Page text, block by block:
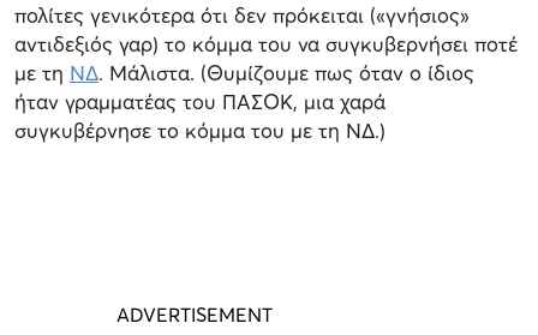
πολίτες γενικότερα ότι δεν πρόκειται («γνήσιος»
αντιδεξιός γαρ) το κόμμα του να συγκυβερνήσει ποτέ
με τη ΝΔ. Μάλιστα. (Θυμίζουμε πως όταν ο ίδιος
ήταν γραμματέας του ΠΑΣΟΚ, μια χαρά
συγκυβέρνησε το κόμμα του με τη ΝΔ.)